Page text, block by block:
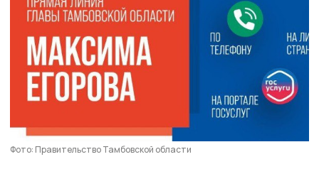
Фото: Правительство Тамбовской области